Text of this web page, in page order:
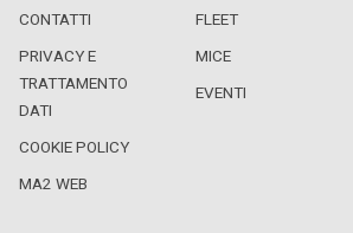
CONTATTI
PRIVACY E
TRATTAMENTO
DATI
COOKIE POLICY
MA2 WEB
FLEET
MICE
EVENTI